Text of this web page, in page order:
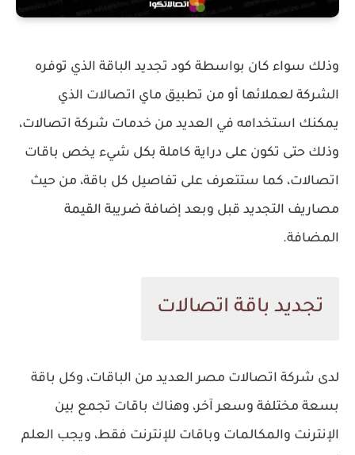
وذلك سواء كان بواسطة كود تجديد الباقة الذي توفره
الشركة لعملائها أو من تطبيق ماي اتصالات الذي
يمكنك استخدامه في العديد من خدمات شركة اتصالات،
وذلك حتى تكون على دراية كاملة بكل شيء يخص باقات
اتصالات، كما ستتعرف على تفاصيل كل باقة، من حيث
مصاريف التجديد قبل وبعد إضافة ضريبة القيمة
المضافة.
تجديد باقة اتصالات
لدى شركة اتصالات مصر العديد من الباقات، وكل باقة
بسعة مختلفة وسعر آخر، وهناك باقات تجمع بين
الإنترنت والمكالمات وباقات للإنترنت فقط، ويجب العلم